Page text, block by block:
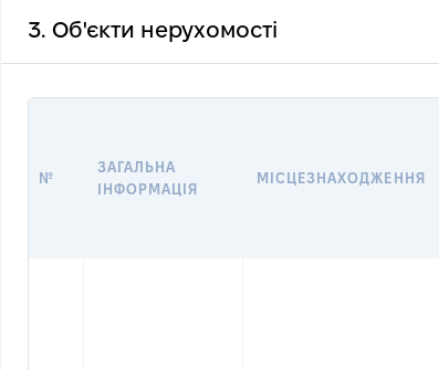
3. Об'єкти нерухомості
№
ЗАГАЛЬНА
ІНФОРМАЦІЯ
МІСЦЕЗНАХОДЖЕННЯ